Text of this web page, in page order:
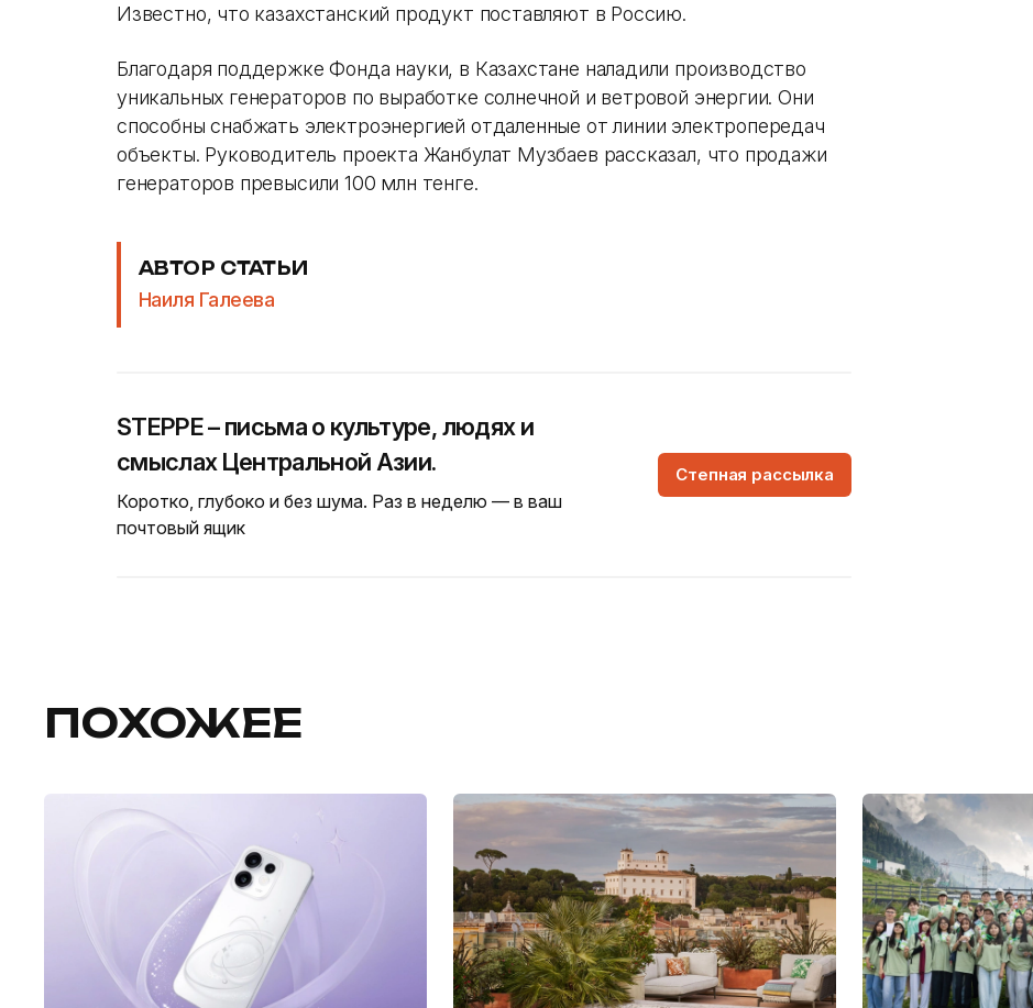
Известно, что казахстанский продукт поставляют в Россию.
Благодаря поддержке Фонда науки, в Казахстане наладили производство
уникальных генераторов по выработке солнечной и ветровой энергии. Они
способны снабжать электроэнергией отдаленные от линии электропередач
объекты. Руководитель проекта Жанбулат Музбаев рассказал, что продажи
генераторов превысили 100 млн тенге.
АВТОР СТАТЬИ
Наиля Галеева
STEPPE – письма о культуре, людях и
смыслах Центральной Азии.
Коротко, глубоко и без шума. Раз в неделю — в ваш
почтовый ящик
Степная рассылка
ПОХОЖЕЕ